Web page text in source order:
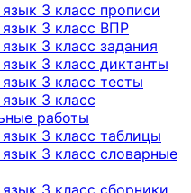
3 класс прописи
3 класс ВПР
3 класс задания
3 класс диктанты
3 класс тесты
3 класс
работы
3 класс таблицы
3 класс словарные
3 класс сборники